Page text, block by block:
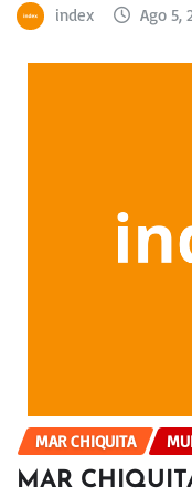
index Ago 5,
MAR CHIQUITA
MAR